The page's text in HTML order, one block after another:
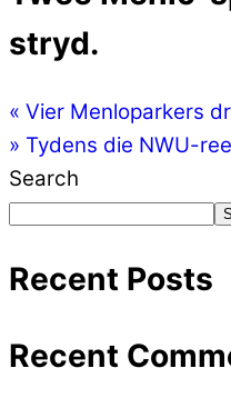
stryd.
« Vier Menloparkers
» Tydens die NWU-
Search
Recent Posts
Recent